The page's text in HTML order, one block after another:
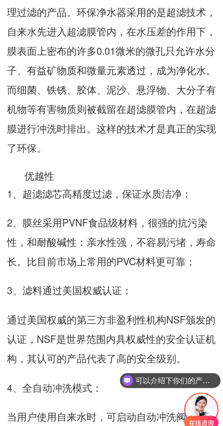
理过滤的产品。环保净水器采用的是超滤技术，
自来水先进入超滤膜管内，在水压差的作用下，
膜表面上密布的许多0.01微米的微孔只允许水分
子、有益矿物质和微量元素透过，成为净化水。
而细菌、铁锈、胶体、泥沙、悬浮物、大分子有
机物等有害物质则被截留在超滤膜管内，在超滤
膜进行冲洗时排出。这样的技术才是真正的实现
了环保。
优越性
1、超滤滤芯高精度过滤，保证水质洁净：
2、膜丝采用PVNF食品级材料，很强的抗污染
性，和耐酸碱性：亲水性强，不容易污堵，寿命
长。比目前市场上常用的PVC材料更可靠；
3、滤料通过美国权威认证：
通过美国权威的第三方非盈利性机构NSF颁发的
认证，NSF是世界范围内具权威性的安全认证机
构，其认可的产品代表了高的安全级别。
4、全自动冲洗模式：
当用户使用自来水时，可启动自动冲洗阀，有效
可以介绍下你们的产品么